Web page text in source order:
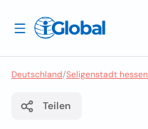
Deutschland/Seligenstadt hessen
Teilen